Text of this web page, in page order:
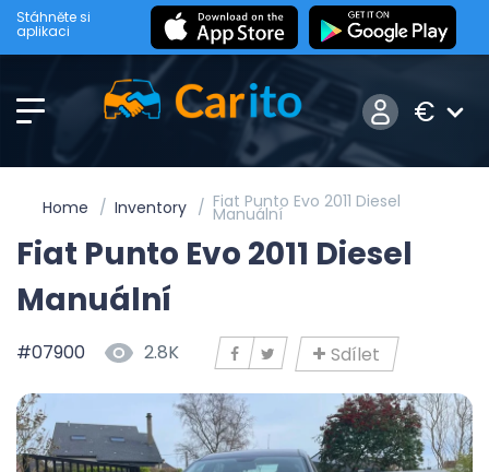
Stáhněte si
aplikaci
€
Home Inventory Fiat Punto Evo 2011 Diesel
Manuální
Fiat Punto Evo 2011 Diesel
Manuální
#07900 2.8K Sdílet